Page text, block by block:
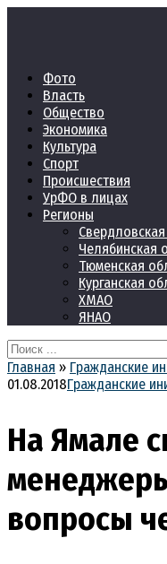
Фото
Власть
Общество
Экономика
Культура
Спорт
Происшествия
УрФО в лицах
Регионы
Челябинская
Тюменская
Курганская
ХМАО
ЯНАО
Search
for:
Главная » Гражданские
01.08.2018Гражданские
На Ямале
вопросы